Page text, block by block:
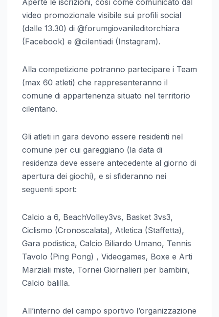
video promozionale visibile sui profili social
(dalle 13.30) di @forumgiovanileditorchiara
(Facebook) e @cilentiadi (Instagram).
Alla competizione potranno partecipare i Team
(max 60 atleti) che rappresenteranno il
comune di appartenenza situato nel territorio
cilentano.
Gli atleti in gara devono essere residenti nel
comune per cui gareggiano (la data di
residenza deve essere antecedente al giorno di
apertura dei giochi), e si sfideranno nei
seguenti sport:
Calcio a 6, BeachVolley3vs, Basket 3vs3,
Ciclismo (Cronoscalata), Atletica (Staffetta),
Gara podistica, Calcio Biliardo Umano, Tennis
Tavolo (Ping Pong) , Videogames, Boxe e Arti
Marziali miste, Tornei Giornalieri per bambini,
Calcio balilla.
All’interno del campo sportivo l’organizzazione